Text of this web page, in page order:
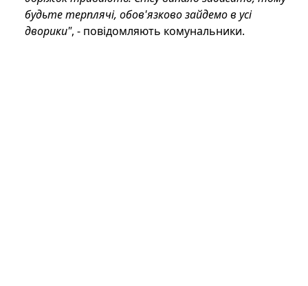
будьте терплячі, обов'язково зайдемо в усі
дворики", - повідомляють комунальники.